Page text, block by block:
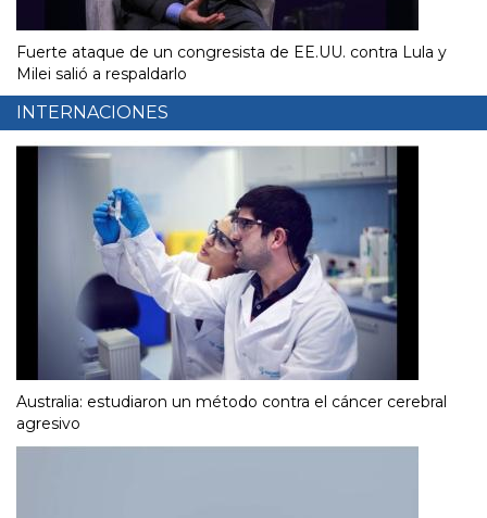
Fuerte ataque de un congresista de EE.UU. contra Lula y
Milei salió a respaldarlo
INTERNACIONES
Australia: estudiaron un método contra el cáncer cerebral
agresivo